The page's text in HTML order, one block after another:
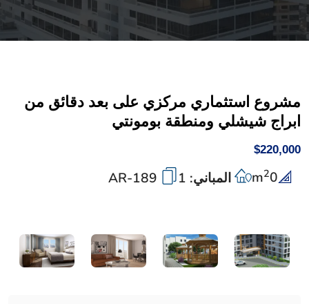
مشروع استثماري مركزي على بعد دقائق من
ابراج شيشلي ومنطقة بومونتي
$220,000
0
m2 المباني: 1